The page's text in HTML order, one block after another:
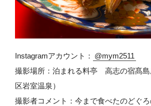
Instagramアカウント： @mym2511
撮影場所：泊まれる料亭 高志の宿髙島
区岩室温泉）
撮影者コメント：今まで食べたのどぐ